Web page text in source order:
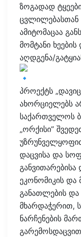
ზოგადად
ამიტომაცაა
მომტანი
აღდგენა/
პროექტს
ახორციელებს
საქართველოს
„ორქისი”
დაცვისა და
ეკონომიკის და
განათლების და
მხარდაჭერით,
ნარჩენების